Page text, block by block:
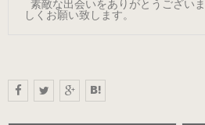
子供サイズ
室内用ルームシューズ
しくお願い致します。